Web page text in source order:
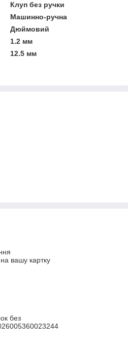
Клуп без ручки
Машинно-ручна
Дюймовий
1.2 мм
12.5 мм
вашу картку
без